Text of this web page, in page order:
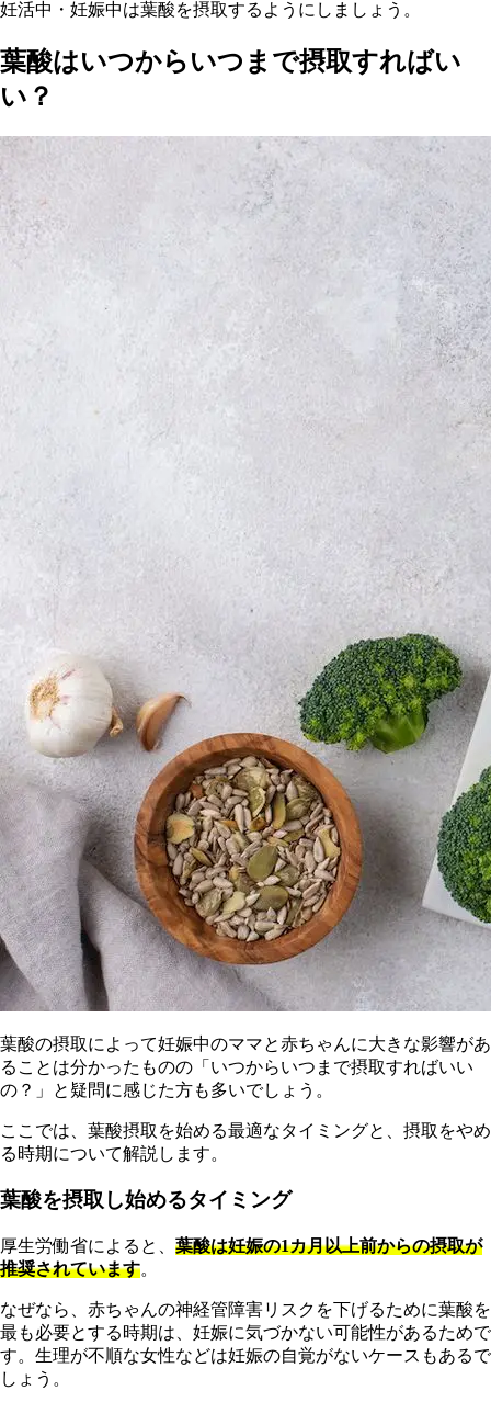
妊活中・妊娠中は葉酸を摂取するようにしましょう。
葉酸はいつからいつまで摂取すればい
い？
葉酸の摂取によって妊娠中のママと赤ちゃんに大きな影響があ
ることは分かったものの「いつからいつまで摂取すればいい
の？」と疑問に感じた方も多いでしょう。
ここでは、葉酸摂取を始める最適なタイミングと、摂取をやめ
る時期について解説します。
葉酸を摂取し始めるタイミング
厚生労働省によると、 葉酸は妊娠の1カ月以上前からの摂取が
推奨されています。
なぜなら、赤ちゃんの神経管障害リスクを下げるために葉酸を
最も必要とする時期は、妊娠に気づかない可能性があるためで
す。生理が不順な女性などは妊娠の自覚がないケースもあるで
しょう。